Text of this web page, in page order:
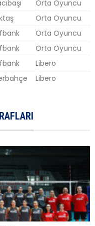
Orta Oyuncu
Orta Oyuncu
Orta Oyuncu
Orta Oyuncu
Libero
Libero